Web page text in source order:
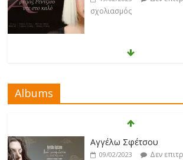
σχολιασμός
Βιολέτα Νταγκάλου
18/02/2023
Δεν
σχολιασμός
Albums
Αγγέλω Σφέτσου
09/02/2023
Δεν